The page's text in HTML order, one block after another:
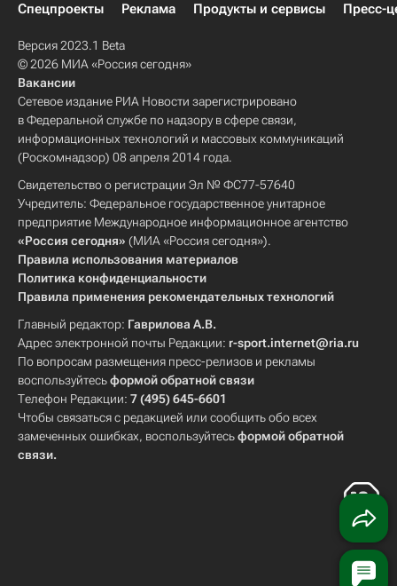
Спецпроекты
Реклама Продукты и сервисы Пресс-
Версия 2023.1 Beta
© 2026 МИА «Россия сегодня»
Вакансии
Сетевое издание РИА Новости зарегистрировано
в Федеральной службе по надзору в сфере связи,
информационных технологий и массовых коммуникаций
(Роскомнадзор) 08 апреля 2014 года.
Свидетельство о регистрации Эл № ФС77-57640
Учредитель: Федеральное государственное унитарное
предприятие Международное информационное агентство
«Россия сегодня» (МИА «Россия сегодня»).
Правила использования материалов
Политика конфиденциальности
Правила применения рекомендательных технологий
Главный редактор: Гаврилова А.В.
Адрес электронной почты Редакции: r-sport.internet@ria.ru
По вопросам размещения пресс-релизов и рекламы
воспользуйтесьформой обратной связи
Телефон Редакции: 7 (495) 645-6601
Чтобы связаться с редакцией или сообщить обо всех
замеченных ошибках, воспользуйтесьформой обратной
связи.